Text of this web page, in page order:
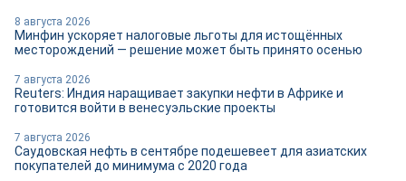
8 августа 2026
Минфин ускоряет налоговые льготы для истощённых
месторождений — решение может быть принято осенью
7 августа 2026
Reuters: Индия наращивает закупки нефти в Африке и
готовится войти в венесуэльские проекты
7 августа 2026
Саудовская нефть в сентябре подешевеет для азиатских
покупателей до минимума с 2020 года